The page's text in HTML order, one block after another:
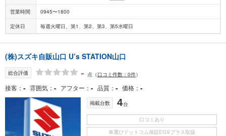
営業時間 0945〜1800
定休日 毎週火曜日、第1、第2、第3、第5水曜日
(株)スズキ自販山口 U’s STATION山口
総合評価 - 点 （口コミ件数：0件）
接客 - 雰囲気 - アフター - 品質 - 価格 -
掲載台数 4台
口コミあり
車選びドットコム保証EGSプラス取扱